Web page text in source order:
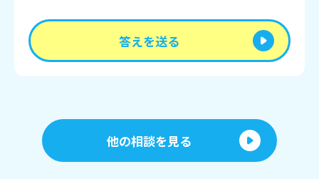
答えを送る
他の相談を見る